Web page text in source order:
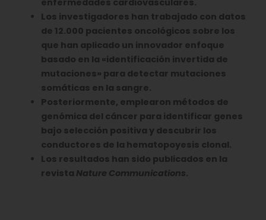
enfermedades cardiovasculares.
Los investigadores han trabajado con datos
de 12.000 pacientes oncológicos sobre los
que han aplicado un innovador enfoque
basado en la «identificación invertida de
mutaciones» para detectar mutaciones
somáticas en la sangre.
Posteriormente, emplearon métodos de
genómica del cáncer para identificar genes
bajo selección positiva y descubrir los
conductores de la hematopoyesis clonal.
Los resultados han sido publicados en la
revista Nature Communications.